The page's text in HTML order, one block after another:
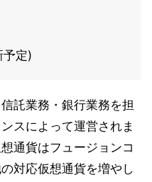
予定)
託業務・銀行業務を担
スによって運営されま
通貨はフュージョンコ
対応仮想通貨を増やし